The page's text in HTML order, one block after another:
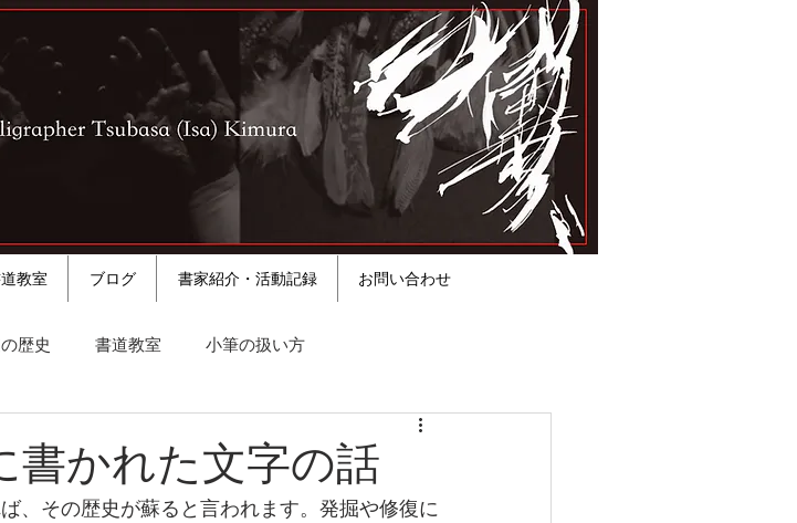
教室 ブログ 書家紹介・活動記録 お問い合わせ
歴史 書道教室 小筆の扱い方
書かれた文字の話
、その歴史が蘇ると言われます。発掘や修復に